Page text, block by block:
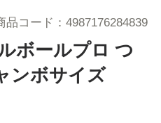
ボールプロ つ
ンボサイズ
品コード 4987176284839